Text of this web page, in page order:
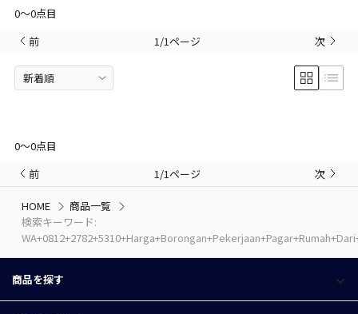
0〜0点目
前
1/1ページ 次
0〜0点目
前
1/1ページ 次
HOME
商品一覧
検索キーワード:
商品を探す